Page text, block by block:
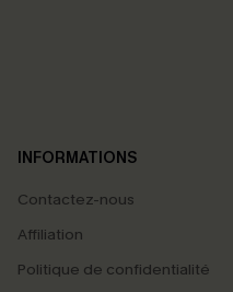
INFORMATIONS
Contactez-nous
Affiliation
Politique de confidentialité
-15% dès 2
*Un code par